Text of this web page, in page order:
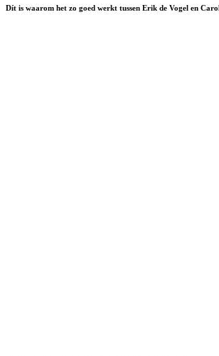
Dít is waarom het zo goed werkt tussen Erik de Vogel en